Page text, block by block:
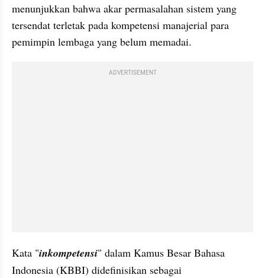
menunjukkan bahwa akar permasalahan sistem yang
tersendat terletak pada kompetensi manajerial para
pemimpin lembaga yang belum memadai.
ADVERTISEMENT
Kata "inkompetensi" dalam Kamus Besar Bahasa
Indonesia (KBBI) didefinisikan sebagai